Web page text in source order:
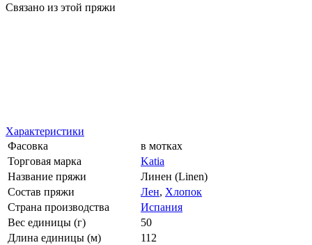
Связано из этой пряжи
Характеристики
Фасовка
в мотках
Торговая марка
Katia
Название пряжи
Линен (Linen)
Состав пряжи
Лен, Хлопок
Страна производства
Испания
Вес единицы (г)
50
Длина единицы (м)
112